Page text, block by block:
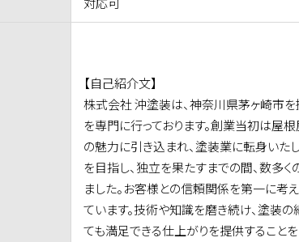
【自己紹介文】
株式会社 沖塗装は、神奈川県茅ヶ崎市
を専門に行っております。創業当初は屋
の魅力に引き込まれ、塗装業に転身いた
を目指し、独立を果たすまでの間、数多
ました。お客様との信頼関係を第一に考
ています。技術や知識を磨き続け、塗装
ても満足できる仕上がりを提供すること